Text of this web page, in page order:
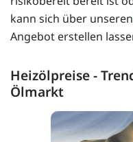
kann sich über unseren
Angebot erstellen
Heizölpreise -
Ölmarkt